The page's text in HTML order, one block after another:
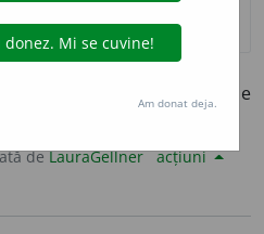
A învăța (un text) pe
deLauraGellner acțiuni
Am donat deja.